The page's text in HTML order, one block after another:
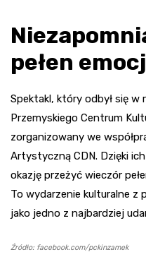
pełen
Spektakl, który odbył się w
Przemyskiego Centrum
zorganizowany we
Artystyczną CDN. Dzięki
okazję przeżyć wieczór
To wydarzenie kulturalne z
jako jedno z najbardziej
Źródło: facebook.com/pckinzamek